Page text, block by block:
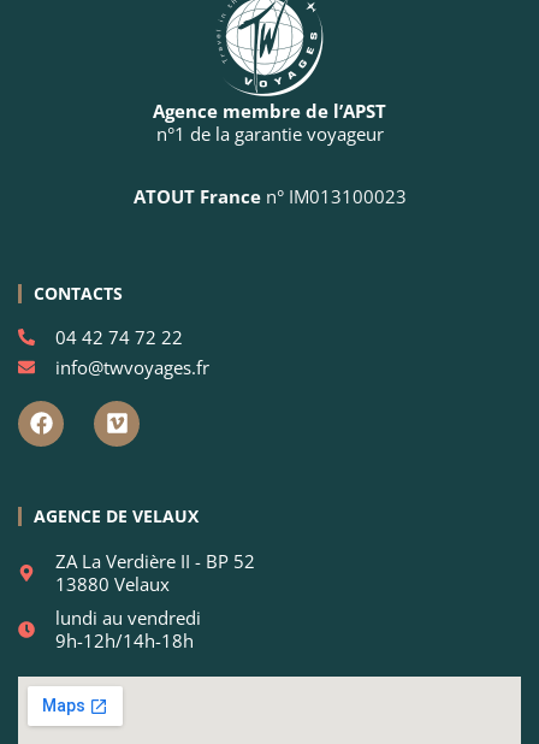
Agence membre de l’APST
n°1 de la garantie voyageur
ATOUT Francen° IM013100023
CONTACTS
04 42 74 72 22
info@twvoyages.fr
AGENCE DE VELAUX
ZA La Verdière II - BP 52
13880 Velaux
lundi au vendredi
9h-12h/14h-18h